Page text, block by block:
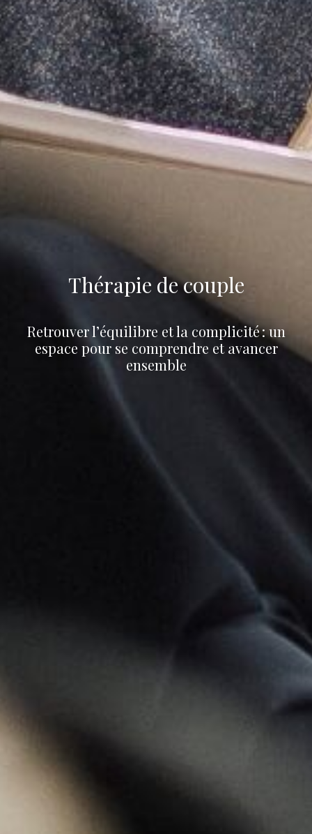
Thérapie de couple
Retrouver l’équilibre et la complicité : un
espace pour se comprendre et avancer
ensemble